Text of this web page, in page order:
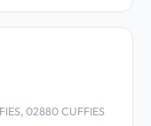
02880 CUFFIES